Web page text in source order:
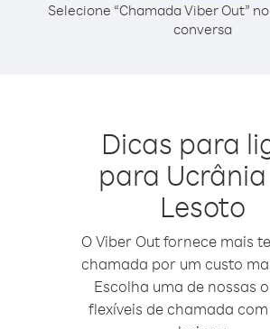
Selecione “Chamada Viber Out”
conversa
Dicas para
para
Lesoto
O Viber Out fornece mais
chamada por um custo
Escolha uma de nossas
flexíveis de chamada